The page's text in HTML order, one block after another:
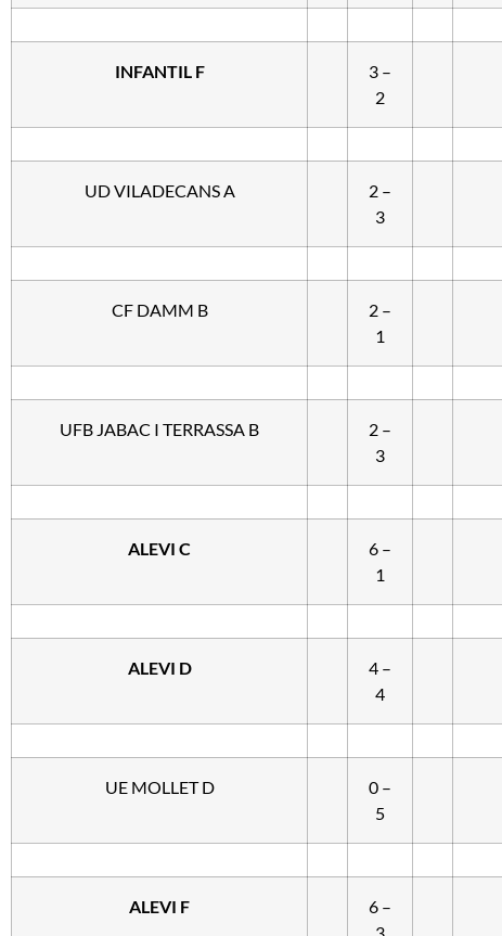
INFANTIL F
3 –
2
UD VILADECANS A
2 –
3
CF DAMM B
2 –
1
UFB JABAC I TERRASSA B
2 –
3
ALEVI C
6 –
1
ALEVI D
4 –
4
UE MOLLET D
0 –
5
ALEVI F
6 –